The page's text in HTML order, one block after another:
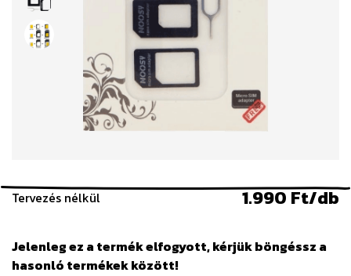
Tervezés nélkül 1.990 Ft/db
Jelenleg ez a termék elfogyott, kérjük böngéssz a
hasonló termékek között!